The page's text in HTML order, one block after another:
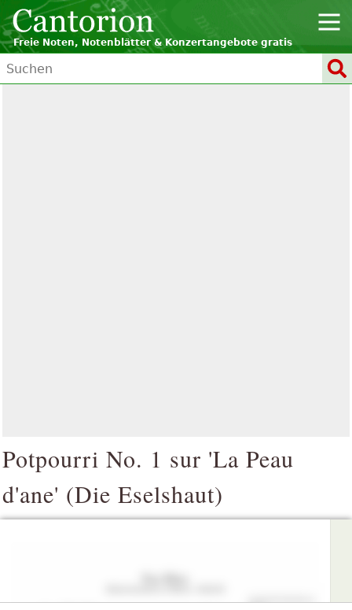
Freie Noten, Notenblätter & Konzertangebote gratis
Potpourri No. 1 sur 'La Peau
d'ane' (Die Eselshaut)